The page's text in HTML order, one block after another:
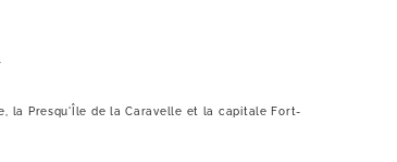
la Presqu'Île de la Caravelle et la capitale Fort-